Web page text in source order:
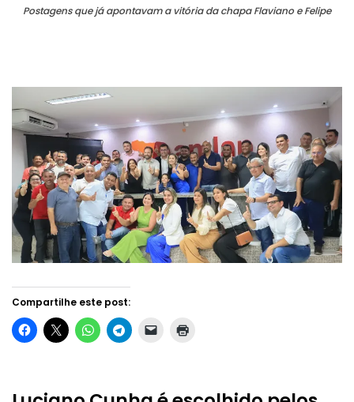
Postagens que já apontavam a vitória da chapa Flaviano e Felipe
Compartilhe este post: